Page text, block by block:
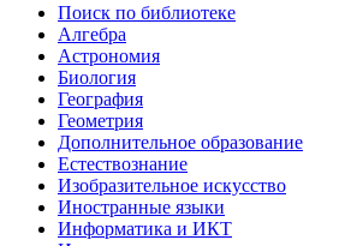
Поиск по библиотеке
Алгебра
Астрономия
Биология
География
Геометрия
Дополнительное образование
Естествознание
Изобразительное искусство
Иностранные языки
Информатика и ИКТ